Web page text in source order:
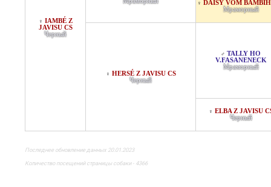
♀ IAMBÉ Z
JAVISU CS
Черный
♀ DAISY VOM
Мраморный
♀ HERSÉ Z JAVISU CS
Черный
♂ TALLY HO
V.FASANENECK
Мраморный
♀ ELBA Z JAVISU
Черный
Последнее обновление данных 20.01.2023
Количество посещений страницы собаки - 4366